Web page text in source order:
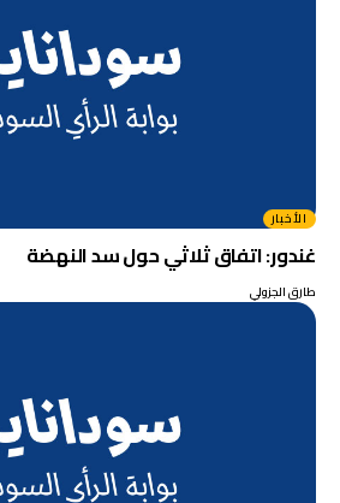
الأخبار
غندور: اتفاق ثلاثي حول سد النهضة
طارق الجزولي